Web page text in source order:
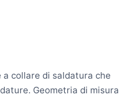
collare di saldatura che
Geometria di misura